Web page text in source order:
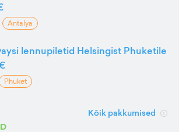
Antalya
lennupiletid Helsingist Phuketile
Phuket
Kõik pakkumised